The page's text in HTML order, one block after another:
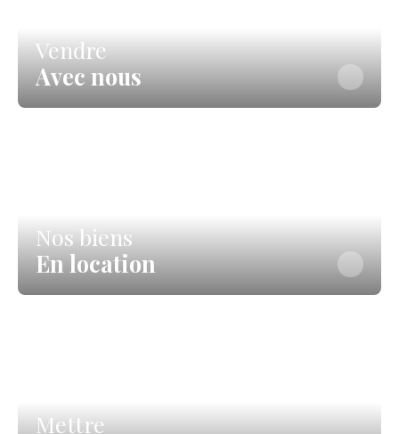
Vendre
Avec nous
Nos biens
En location
Mettre